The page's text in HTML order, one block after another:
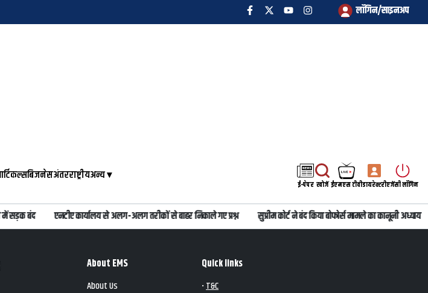
लॉगिन/साइनअप
बिजनेसअंतरराष्ट्रीयअन्य▾
ई-पेपर खोजें ईएमएस टीवीडायरेक्टरीएजेंसी लॉगिन
सड़क बंद एनटीए कार्यालय से अलग-अलग तरीकों से बाहर निकाले गए प्रश्न सुप्रीम कोर्ट ने बंद किया बोफोर्स मामले का कानूनी अध्याय
About EMS
About Us
Quick links
•T&C